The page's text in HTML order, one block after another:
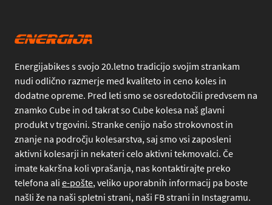
Energijabikes s svojo 20.letno tradicijo svojim strankam
nudi odlično razmerje med kvaliteto in ceno koles in
dodatne opreme. Pred leti smo se osredotočili predvsem na
znamko Cube in od takrat so Cube kolesa naš glavni
produkt v trgovini. Stranke cenijo našo strokovnost in
znanje na področju kolesarstva, saj smo vsi zaposleni
aktivni kolesarji in nekateri celo aktivni tekmovalci. Če
imate kakršna koli vprašanja, nas kontaktirajte preko
telefona ali e-pošte, veliko uporabnih informacij pa boste
našli že na naši spletni strani, naši FB strani in Instagramu.